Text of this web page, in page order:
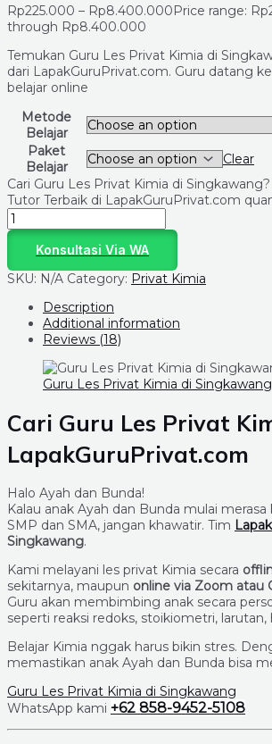
Rp225.000 – Rp8.400.000Price range:
through Rp8.400.000
Temukan Guru Les Privat Kimia di
dari LapakGuruPrivat.com. Guru datang
belajar online
Metode
Belajar
Paket
Belajar
Clear
Cari Guru Les Privat Kimia di
Tutor Terbaik di LapakGuruPrivat.com
Konsultasi Via WA
SKU: N/A Category: Privat Kimia
Description
Additional information
Reviews (18)
Guru Les Privat Kimia di Singkawang
Cari Guru Les Privat
LapakGuruPrivat.com
Halo Ayah dan Bunda!
Kalau anak Ayah dan Bunda mulai
SMP dan SMA, jangan khawatir. Tim
Singkawang.
Kami melayani les privat Kimia secara
sekitarnya, maupun online via Zoom atau
Guru akan membimbing anak secara
seperti reaksi redoks, stoikiometri,
Belajar Kimia nggak harus bikin stres.
memastikan anak Ayah dan Bunda bisa
Guru Les Privat Kimia di Singkawang
WhatsApp kami +62 858-9452-5108